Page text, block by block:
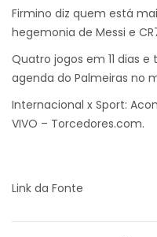
Firmino diz quem está
hegemonia de Messi e
Quatro jogos em 11 dias
agenda do Palmeiras no
Internacional x Sport:
VIVO – Torcedores.com.
Link da Fonte